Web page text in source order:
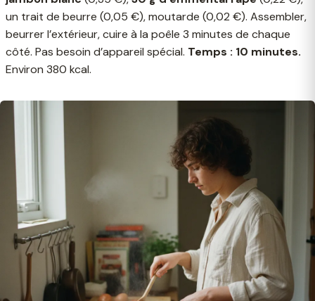
un trait de beurre (0,05 €), moutarde (0,02 €). Assembler,
beurrer l’extérieur, cuire à la poêle 3 minutes de chaque
côté. Pas besoin d’appareil spécial. Temps : 10 minutes.
Environ 380 kcal.